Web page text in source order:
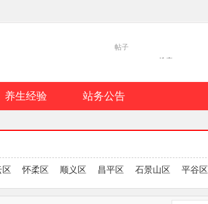
帖子
养生经验 站务公告
区 怀柔区 顺义区 昌平区 石景山区 平谷区